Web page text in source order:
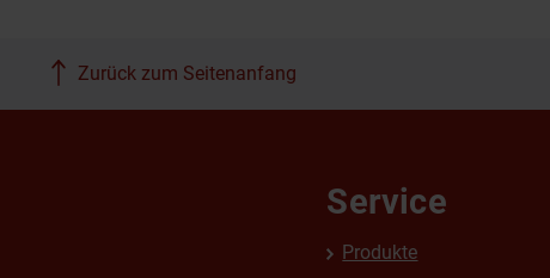
Zurück zum Seitenanfang
Service
Produkte